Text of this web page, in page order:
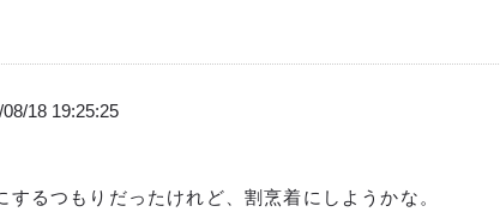
08/18 19:25:25
るつもりだったけれど、割烹着にしようかな。